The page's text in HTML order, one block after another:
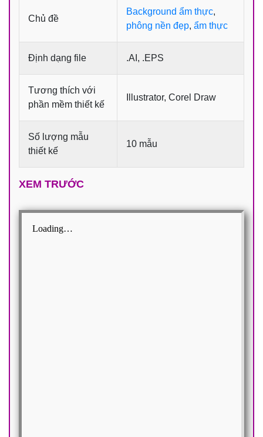
Chủ đề
Background ẩm thực,
phông nền đẹp, ẩm thực
Định dạng file .AI, .EPS
Tương thích với
phần mềm thiết kế
Illustrator, Corel Draw
Số lượng mẫu
thiết kế
10 mẫu
XEM TRƯỚC